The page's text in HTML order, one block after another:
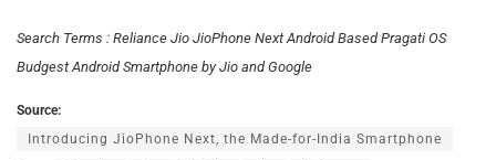
Search Terms : Reliance Jio JioPhone Next Android Based Pragati OS
Budgest Android Smartphone by Jio and Google
Source:
Introducing JioPhone Next, the Made-for-India Smartphone